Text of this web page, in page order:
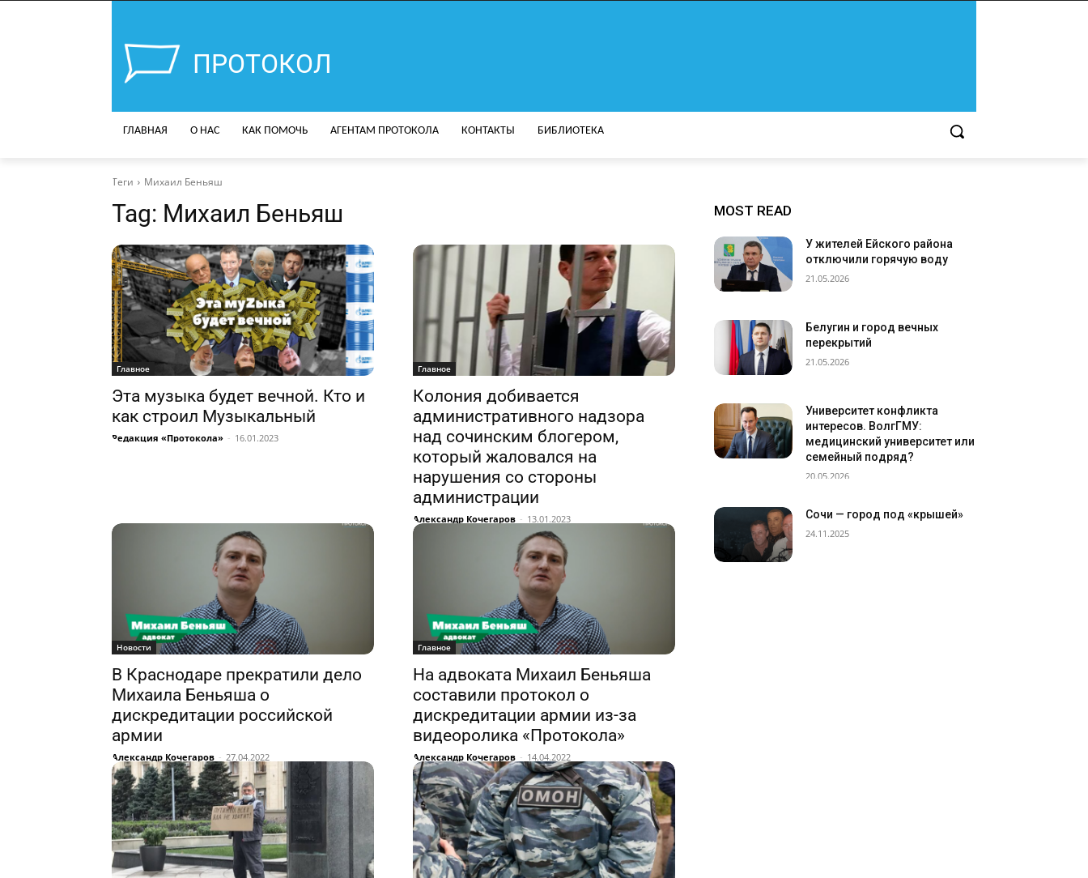
ПРОТОКОЛ
ГЛАВНАЯ О НАС КАК ПОМОЧЬ АГЕНТАМ ПРОТОКОЛА КОНТАКТЫ БИБЛИОТЕКА
Теги Михаил Беньяш
Tag: Михаил Беньяш
Главное
Эта музыка будет вечной. Кто и
как строил Музыкальный
Редакция «Протокола» - 16.01.2023
Главное
Колония добивается
административного надзора
над сочинским блогером,
который жаловался на
нарушения со стороны
администрации
Александр Кочегаров - 13.01.2023
Новости
В Краснодаре прекратили дело
Михаила Беньяша о
дискредитации российской
армии
Александр Кочегаров - 27.04.2022
Главное
На адвоката Михаил Беньяша
составили протокол о
дискредитации армии из-за
видеоролика «Протокола»
Александр Кочегаров - 14.04.2022
MOST READ
У жителей Ейского района
отключили горячую воду
21.05.2026
Белугин и город вечных
перекрытий
21.05.2026
Университет конфликта
интересов. ВолгГМУ:
медицинский университет или
семейный подряд?
20.05.2026
Сочи — город под «крышей»
24.11.2025